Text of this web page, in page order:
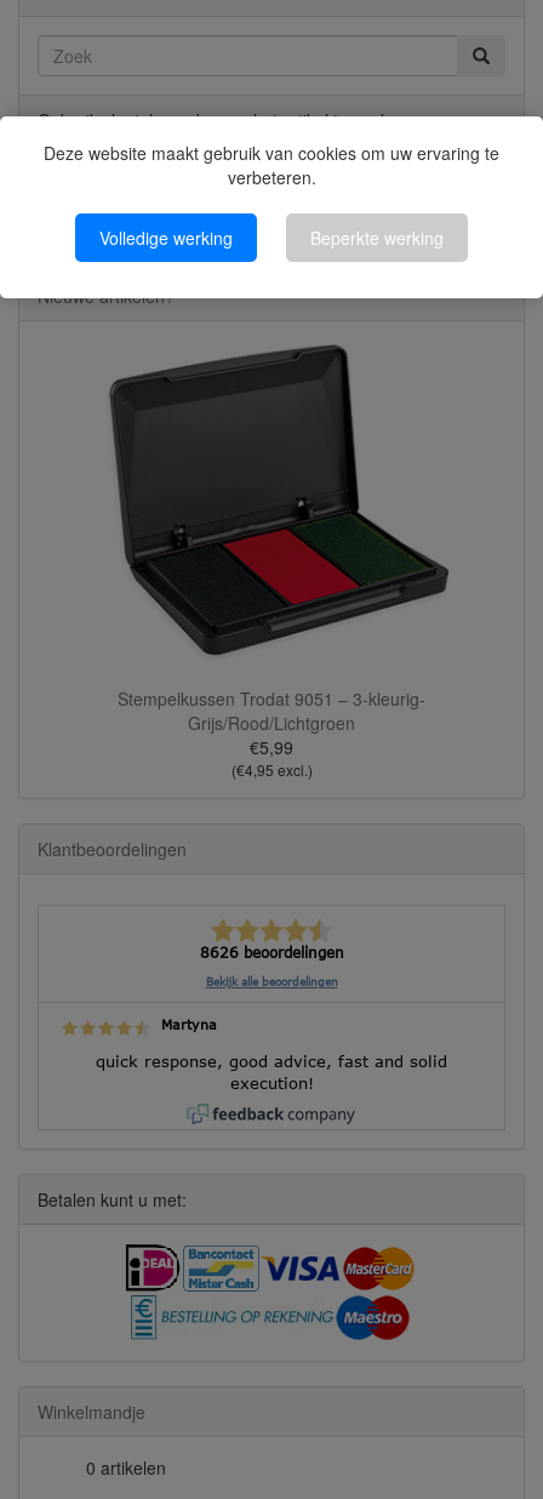
Deze website maakt gebruik van cookies om uw ervaring te
verbeteren.
Volledige werking Beperkte werking
Gebruik sleutelwoorden om het artikel te zoeken.
Geavanceerd zoeken
Klik voor Categorieën
Nieuwe artikelen?
Stempelkussen Trodat 9051 – 3-kleurig-
Grijs/Rood/Lichtgroen
€5,99
(€4,95 excl.)
Klantbeoordelingen
8626 beoordelingen
Bekijk alle beoordelingen
Martyna
quick response, good advice, fast and solid
execution!
Betalen kunt u met:
Winkelmandje
0 artikelen